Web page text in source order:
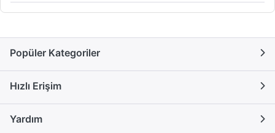
Popüler Kategoriler
Hızlı Erişim
Yardım